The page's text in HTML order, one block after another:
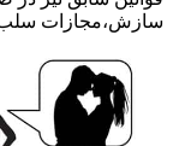
سازش،مجازات سلب